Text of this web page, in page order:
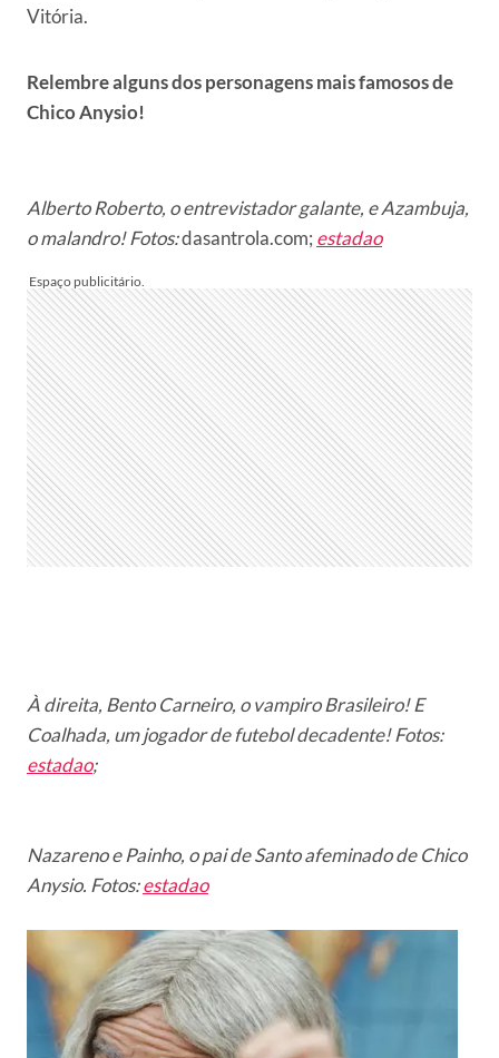
Vitória.
Relembre alguns dos personagens mais famosos de
Chico Anysio!
Alberto Roberto, o entrevistador galante, e Azambuja,
o malandro!Fotos:dasantrola.com; estadao
À direita, Bento Carneiro, o vampiro Brasileiro! E
Coalhada, um jogador de futebol decadente! Fotos:
estadao;
Nazareno e Painho, o pai de Santo afeminado de Chico
Anysio. Fotos:estadao